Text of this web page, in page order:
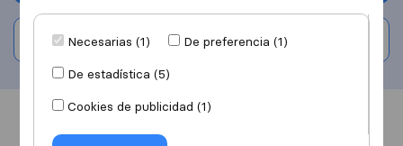
Escribe una valoración
Necesarias (1)
De preferencia (1)
De estadística (5)
Cookies de publicidad (1)